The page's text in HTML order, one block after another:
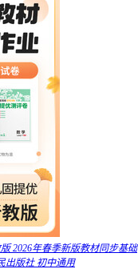
2026年春季新版教材同步基础
出版社 初中通用